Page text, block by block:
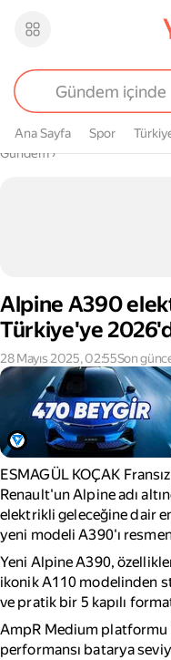
Ana Sayfa Spor
Buradasın
Gündem›
Alpine A390
Türkiye'ye
28 Mayıs 2025, 02:55Son
ESMAGÜL KOÇAK
Renault'un Alpine adı
elektrikli geleceğine dair
yeni modeli A390'ı
Yeni Alpine A390,
ikonik A110 modelinden
ve pratik bir 5 kapılı
AmpR Medium platformu
performansı batarya